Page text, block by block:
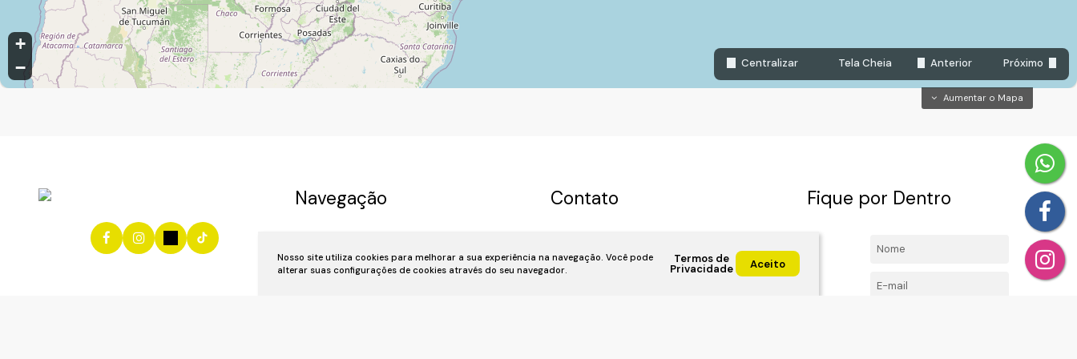
Nosso site utiliza cookies para melhorar a sua experiência na navegação. Você pode
alterar suas configurações de cookies através do seu navegador.
Termos de
Privacidade Aceito
+
−
Aumentar o Mapa
Centralizar Tela Cheia Anterior Próximo
Navegação
Anuncie seu ImóvelFinanciamento
Contato
(11) 4492-
7939fivehouse.imoveis@gmail.com
Fique por Dentro